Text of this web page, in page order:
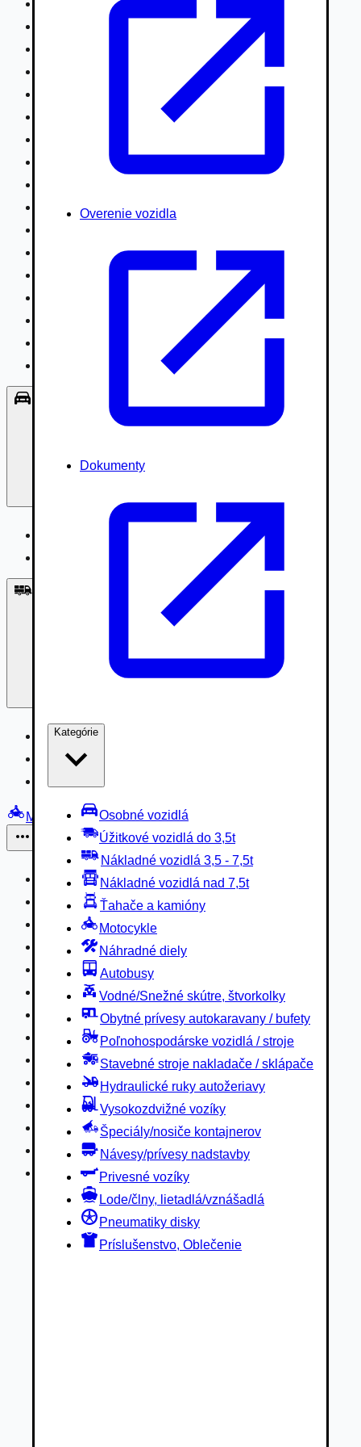
Overenie vozidla
Dokumenty
Kategórie
Osobné vozidlá
Úžitkové vozidlá do 3,5t
Nákladné vozidlá 3,5 - 7,5t
Nákladné vozidlá nad 7,5t
Ťahače a kamióny
Motocykle
Náhradné diely
Autobusy
Vodné/Snežné skútre, štvorkolky
Obytné prívesy autokaravany / bufety
Poľnohospodárske vozidlá / stroje
Stavebné stroje nakladače / sklápače
Hydraulické ruky autožeriavy
Vysokozdvižné vozíky
Špeciály/nosiče kontajnerov
Návesy/prívesy nadstavby
Privesné vozíky
Lode/člny, lietadlá/vznášadlá
Pneumatiky disky
Príslušenstvo, Oblečenie
Nákladné vozidlá nad 7,5t
Vodné/Snežné skútre, štvorkolky
Poľnohospodárske vozidlá / stroje
Hydraulické ruky autožeriavy
Špeciály/nosiče kontajnerov
Návesy/prívesy nadstavby
Lode/člny, lietadlá/vznášadlá
Príslušenstvo, Oblečenie
Nákladné vozidlá 3,5 - 7,5t
Nákladné vozidlá nad 7,5t
Motocykle
Náhradné diely
Autobusy
Vodné/Snežné skútre, štvorkolky
Obytné prívesy autokaravany / bufety
Poľnohospodárske vozidlá / stroje
Stavebné stroje nakladače / sklápače
Hydraulické ruky autožeriavy
Vysokozdvižné vozíky
Špeciály/nosiče kontajnerov
Návesy/prívesy nadstavby
Privesné vozíky
Lode/člny, lietadlá/vznášadlá
Pneumatiky disky
Príslušenstvo, Oblečenie